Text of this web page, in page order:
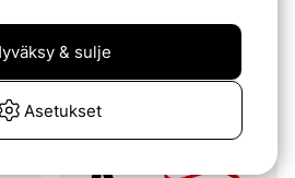
Asetukset
& sulje